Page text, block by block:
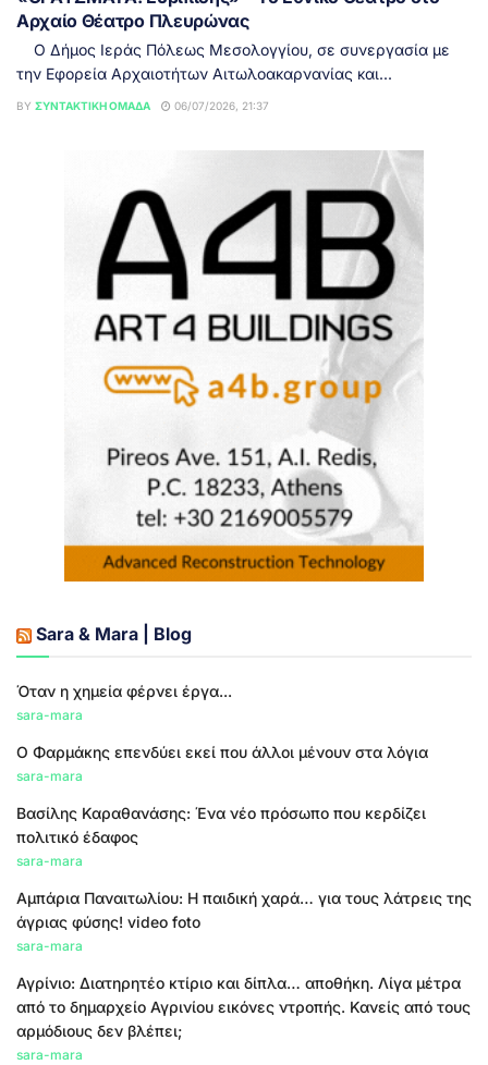
Αρχαίο Θέατρο Πλευρώνας
Ο Δήμος Ιεράς Πόλεως Μεσολογγίου, σε συνεργασία με
την Εφορεία Αρχαιοτήτων Αιτωλοακαρνανίας και...
BY ΣΥΝΤΑΚΤΙΚΉ ΟΜΆΔΑ 06/07/2026, 21:37
Sara & Mara | Blog
Όταν η χημεία φέρνει έργα...
sara-mara
Ο Φαρμάκης επενδύει εκεί που άλλοι μένουν στα λόγια
sara-mara
Βασίλης Καραθανάσης: Ένα νέο πρόσωπο που κερδίζει
πολιτικό έδαφος
sara-mara
Αμπάρια Παναιτωλίου: Η παιδική χαρά… για τους λάτρεις της
άγριας φύσης! video foto
sara-mara
Αγρίνιο: Διατηρητέο κτίριο και δίπλα… αποθήκη. Λίγα μέτρα
από το δημαρχείο Αγρινίου εικόνες ντροπής. Κανείς από τους
αρμόδιους δεν βλέπει;
sara-mara